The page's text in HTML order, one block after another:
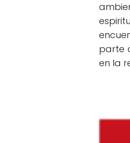
parte
en la